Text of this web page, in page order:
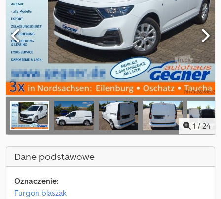
1 / 24
Dane podstawowe
Oznaczenie:
Furgon blaszak